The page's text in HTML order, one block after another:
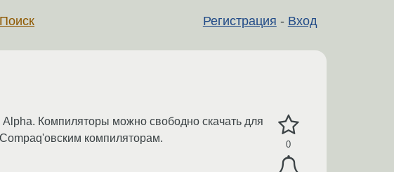
Регистрация - Вход
Поиск
0
Компиляторы можно свободно скачать для
компиляторам.